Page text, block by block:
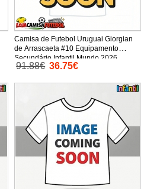
Camisa de Futebol Uruguai Giorgian
de Arrascaeta #10 Equipamento
Secundário Infantil Mundo 2026
Manga Curta (+ Calças curtas)
91.88€ 36.75€